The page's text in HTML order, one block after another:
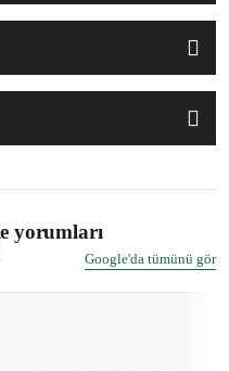
yorumları
Google'da tümünü gör